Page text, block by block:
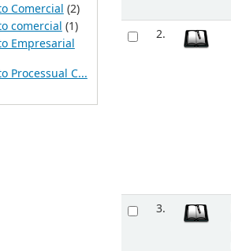
Comercial (2)
comercial (1)
Empresarial
Processual C...
2.
3.